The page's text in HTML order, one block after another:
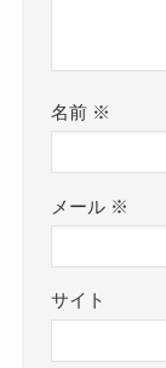
名前 ※
メール ※
サイト